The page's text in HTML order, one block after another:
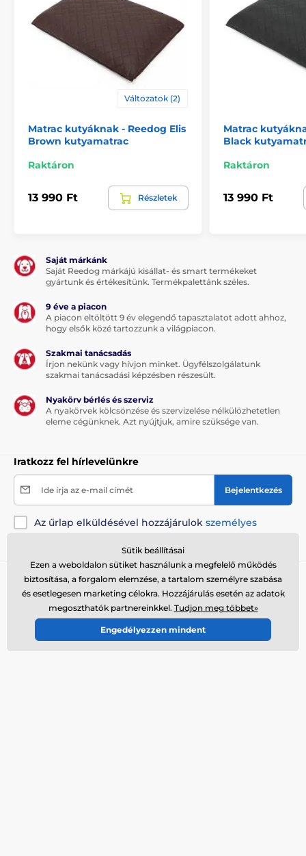
luxus dizájn
levehető huzat
mosható
nincs
A csomag tartalma:
Reedog kutyamatrac
A műszaki specifikációk előzetes értesítés nélkül
változhatnak. A képek csak illusztrációk.
Változatok (2)
Matrac kutyáknak - Reedog Elis
Brown kutyamatrac
Raktáron
13 990 Ft Részletek
Matrac
Black
Raktáron
13 990 Ft
Saját márkánk
Saját Reedog márkájú kisállat- és smart termékeket
gyártunk és értékesítünk. Termékpalettánk széles.
9 éve a piacon
A piacon eltöltött 9 év elegendő tapasztalatot adott ahhoz,
hogy elsők közé tartozzunk a világpiacon.
Szakmai tanácsadás
Írjon nekünk vagy hívjon minket. Ügyfélszolgálatunk
szakmai tanácsadási képzésben részesült.
Nyakörv bérlés és szerviz
A nyakörvek kölcsönzése és szervizelése nélkülözhetetlen
eleme cégünknek. Azt nyújtjuk, amire szüksége van.
Iratkozz fel hírlevelünkre
Ide írja az e-mail címét Bejelentkezés
Az űrlap elküldésével hozzájárulok személyes
Tanácsra van szükséged? offline
Az ügyfélszolgálat elérhető
+36 21 300 7514
info@elektro-nyakorvek.hu
Sütik beállításai
Ezen a weboldalon sütiket használunk a megfelelő működés
biztosítása, a forgalom elemzése, a tartalom személyre szabása
és esetlegesen marketing célokra. Hozzájárulás esetén az adatok
megoszthatók partnereinkkel. Tudjon meg többet»
Engedélyezzen mindent